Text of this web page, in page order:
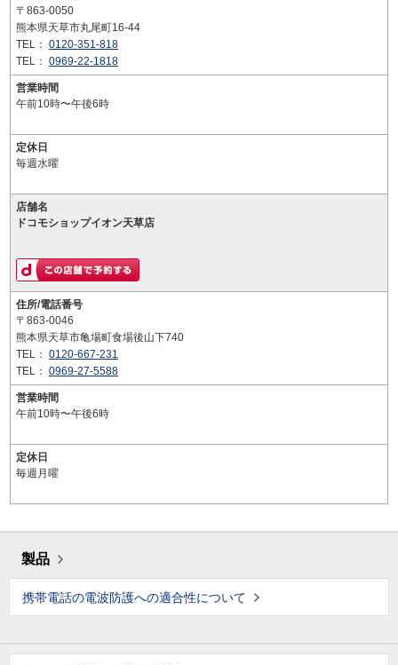
〒863-0050
熊本県天草市丸尾町16-44
TEL： 0120-351-818
TEL： 0969-22-1818
営業時間
午前10時〜午後6時
定休日
毎週水曜
店舗名
ドコモショップイオン天草店
住所/電話番号
〒863-0046
熊本県天草市亀場町食場後山下740
TEL： 0120-667-231
TEL： 0969-27-5588
営業時間
午前10時〜午後6時
定休日
毎週月曜
製品
携帯電話の電波防護への適合性について